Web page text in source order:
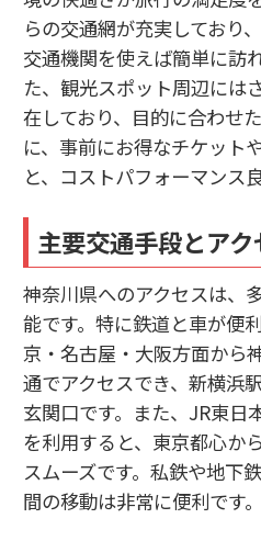
らの交通網が充実しており
交通機関を使えば簡単に訪
た、観光スポット周辺には
在しており、目的に合わせ
に、事前にお得なチケット
と、コストパフォーマンス
主要交通手段とア
神奈川県へのアクセスは、
能です。特に鉄道と車が便
京・名古屋・大阪方面から
通でアクセスでき、新横浜
玄関口です。また、JR東日
を利用すると、東京都心か
スムーズです。私鉄や地下
間の移動は非常に便利です。